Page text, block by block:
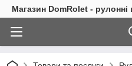
Магазин DomRolet - рулонні